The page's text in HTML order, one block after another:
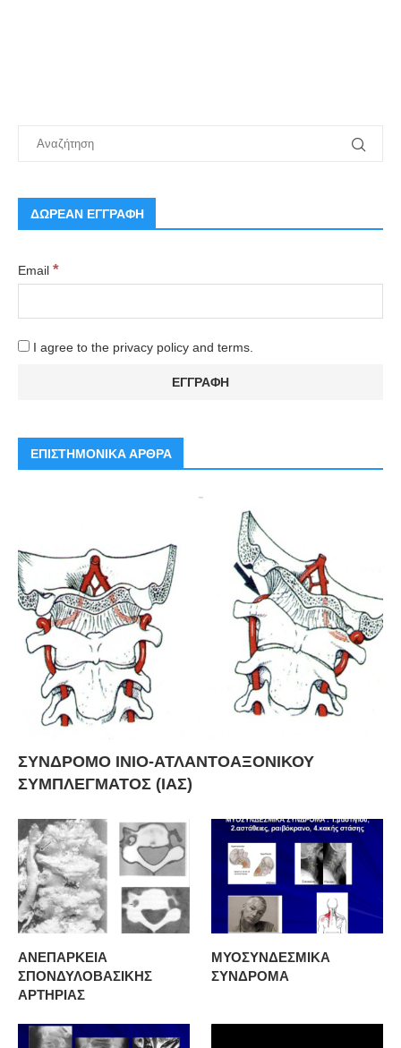
ΔΩΡΕΑΝ ΕΓΓΡΑΦΗ
Email *
I agree to the privacy policy and terms.
ΕΠΙΣΤΗΜΟΝΙΚΑ ΑΡΘΡΑ
ΣΥΝΔΡΟΜΟ ΙΝΙΟ-ΑΤΛΑΝΤΟΑΞΟΝΙΚΟΥ
ΣΥΜΠΛΕΓΜΑΤΟΣ (ΙΑΣ)
ΑΝΕΠΑΡΚΕΙΑ
ΣΠΟΝΔΥΛΟΒΑΣΙΚΗΣ
ΑΡΤΗΡΙΑΣ
ΜΥΟΣΥΝΔΕΣΜΙΚΑ
ΣΥΝΔΡΟΜΑ